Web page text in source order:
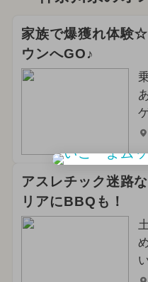
家族で爆獲れ体験
ウンへGO♪
アスレチック迷路
リアにBBQも！